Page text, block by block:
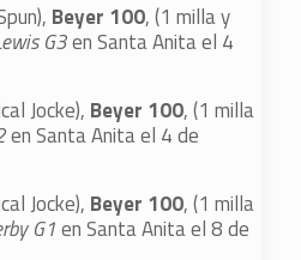
Beyer 100, (1 milla y
G3en Santa Anita el 4
Jocke), Beyer 100, (1 milla
en Santa Anita el 4 de
Jocke), Beyer 100, (1 milla
G1en Santa Anita el 8 de